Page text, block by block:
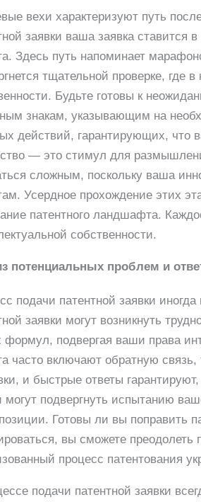
вехи характеризуют путь
заявки ваша заявка ставится
Здесь путь напоминает
тщательной проверке, где
Будьте готовы к
знакам, указывающим на
действий, гарантирующих, что
— это стимул для
сложным, поскольку ваша
Усердное прохождение этих
патентного ландшафта.
собственности.
потенциальных проблем и
подачи патентной заявки
заявки могут возникнуть
подвергая ваши права
часто включают обратную
и быстрые ответы
могут подвергнуть испытанию
Готовы ли вы поправить
вы сможете
процесс патентования
подачи патентной заявки